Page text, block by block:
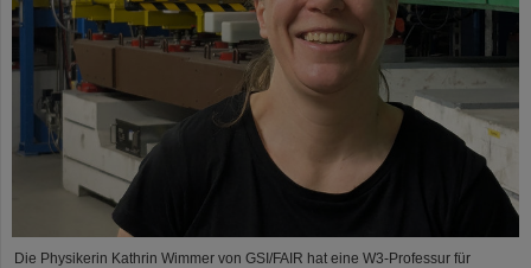
Die Physikerin Kathrin Wimmer von GSI/FAIR hat eine W3-Professur für